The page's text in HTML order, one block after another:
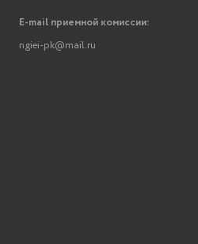
E-mail приемной комиссии:
ngiei-pk@mail.ru